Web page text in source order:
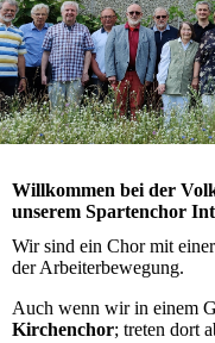
Willkommen bei der
unserem Spartenchor
Wir sind ein Chor mit
der Arbeiterbewegung.
Auch wenn wir in einem
Kirchenchor; treten dort